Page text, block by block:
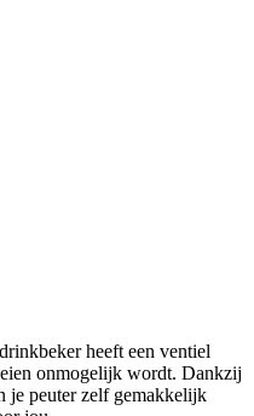
heeft een ventiel
onmogelijk wordt. Dankzij
je peuter zelf gemakkelijk